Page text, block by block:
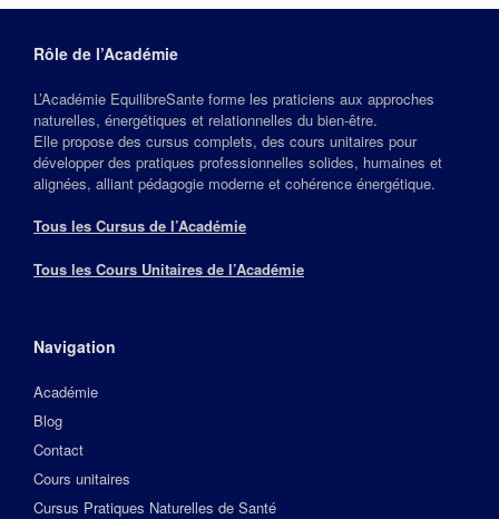
Rôle de l’Académie
L’Académie EquilibreSante forme les praticiens aux approches
naturelles, énergétiques et relationnelles du bien‑être.
Elle propose des cursus complets, des cours unitaires pour
développer des pratiques professionnelles solides, humaines et
alignées, alliant pédagogie moderne et cohérence énergétique.
Tous les Cursus de l’Académie
Tous les Cours Unitaires de l’Académie
Navigation
Académie
Blog
Contact
Cours unitaires
Cursus Pratiques Naturelles de Santé